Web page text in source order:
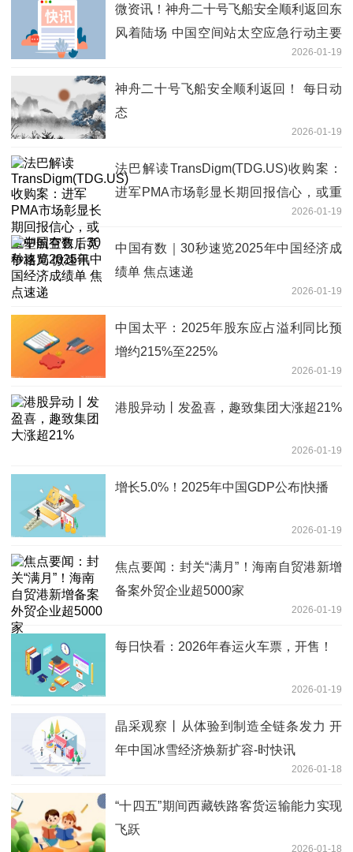
微资讯！神舟二十号飞船安全顺利返回东
风着陆场 中国空间站太空应急行动主要
2026-01-19
神舟二十号飞船安全顺利返回！ 每日动
态
2026-01-19
法巴解读TransDigm(TDG.US)收购案：
进军PMA市场彰显长期回报信心，或重
2026-01-19
中国有数｜30秒速览2025年中国经济成
绩单 焦点速递
2026-01-19
中国太平：2025年股东应占溢利同比预
增约215%至225%
2026-01-19
港股异动丨发盈喜，趣致集团大涨超21%
2026-01-19
增长5.0%！2025年中国GDP公布|快播
2026-01-19
焦点要闻：封关“满月”！海南自贸港新增
备案外贸企业超5000家
2026-01-19
每日快看：2026年春运火车票，开售！
2026-01-19
晶采观察丨从体验到制造全链条发力 开
年中国冰雪经济焕新扩容-时快讯
2026-01-18
“十四五”期间西藏铁路客货运输能力实现
飞跃
2026-01-18